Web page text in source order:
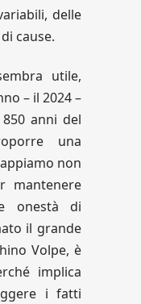
delle
cause.
utile,
– il 2024 –
anni del
una
non
mantenere
onestà di
il grande
Volpe, è
implica
i fatti